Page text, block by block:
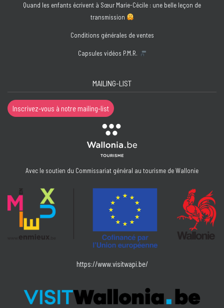
écrits)
Quand les enfants écrivent à Sœur Marie-Cécile : une belle leçon de
transmission
Conditions générales de ventes
Capsules vidéos P.M.R.
MAILING-LIST
Inscrivez-vous à notre mailing-list
Avec le soutien du Commissariat général au tourisme de Wallonie
https://www.visitwapi.be/